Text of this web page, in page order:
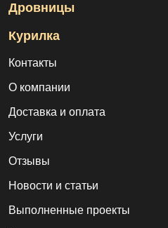
Дровницы
Курилка
Контакты
О компании
Доставка и оплата
Услуги
Отзывы
Новости и статьи
Выполненные проекты